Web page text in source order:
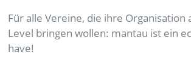
Für alle Vereine, die ihre Organisation
Level bringen wollen: mantau ist ein
have!